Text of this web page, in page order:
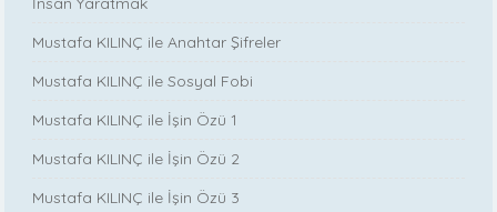
Mustafa KILINÇ ile Anahtar Şifreler
Mustafa KILINÇ ile Sosyal Fobi
Mustafa KILINÇ ile İşin Özü 1
Mustafa KILINÇ ile İşin Özü 2
Mustafa KILINÇ ile İşin Özü 3